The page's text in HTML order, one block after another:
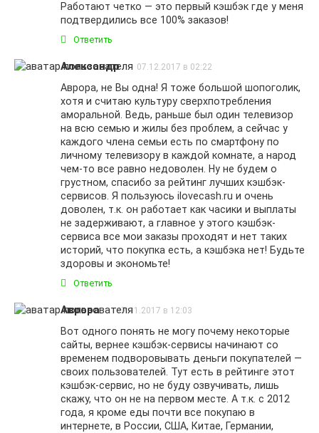
Работают четко — это первый кэшбэк где у меня
подтвердились все 100% заказов!
Ответить
Александр 07.12.2017 в 02:22
Аврора, не Вы одна! Я тоже большой шопоголик,
хотя и считаю культуру сверхпотребления
аморальной. Ведь, раньше был один телевизор
на всю семью и жилы без проблем, а сейчас у
каждого члена семьи есть по смартфону по
личному телевизору в каждой комнате, а народ
чем-то все равно недоволен. Ну не будем о
грустном, спасибо за рейтинг лучших кэшбэк-
сервисов. Я пользуюсь ilovecash.ru и очень
доволен, т.к. он работает как часики и выплаты
не задерживают, а главное у этого кэшбэк-
сервиса все мои заказы проходят и нет таких
историй, что покупка есть, а кэшбэка нет! Будьте
здоровы и экономьте!
Ответить
Аврора 17.11.2017 в 12:03
Вот одного понять не могу почему некоторые
сайты, вернее кэшбэк-сервисы начинают со
временем подворовывать деньги покупателей —
своих пользователей. Тут есть в рейтинге этот
кэшбэк-сервис, но не буду озвучивать, лишь
скажу, что он не на первом месте. А т.к. с 2012
года, я кроме еды почти все покупаю в
интернете, в России, США, Китае, Германии,